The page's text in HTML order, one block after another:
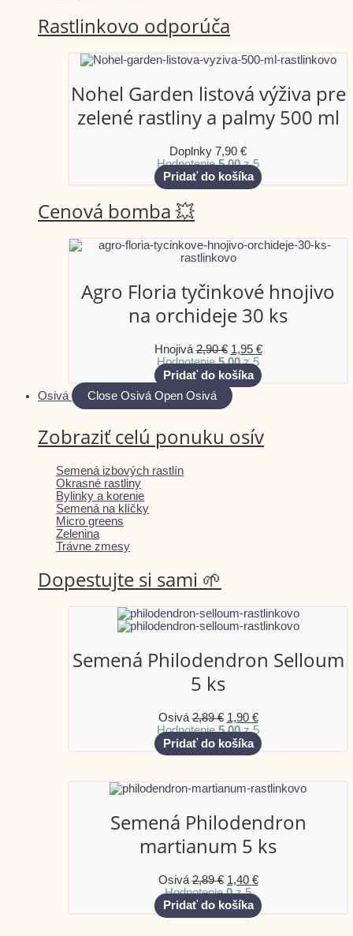
Rastlinkovo odporúča
Nohel Garden listová výživa pre
zelené rastliny a palmy 500 ml
Doplnky 7,90 €
Hodnotenie5.00z 5
Pridať do košíka
Cenová bomba 💥
Agro Floria tyčinkové hnojivo
na orchideje 30 ks
Hnojivá2,90€ 1,95 €
Hodnotenie5.00z 5
Pridať do košíka
Osivá
Close Osivá Open Osivá
Zobraziť celú ponuku osív
Semená izbových rastlín
Okrasné rastliny
Bylinky a korenie
Semená na klíčky
Micro greens
Zelenina
Trávne zmesy
Dopestujte si sami 🌱
Semená Philodendron Selloum
5 ks
Osivá2,89€ 1,90 €
Hodnotenie5.00z 5
Pridať do košíka
Semená Philodendron
martianum 5 ks
Osivá2,89€ 1,40 €
Hodnotenie0z 5
Pridať do košíka